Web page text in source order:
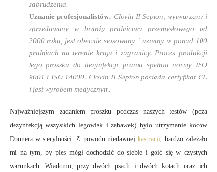
zabrudzenia.
Uznanie profesjonalistów: Clovin II Septon, wytwarzany i
sprzedawany w branży pralnictwa przemysłowego od
2000 roku, jest obecnie stosowany i uznany w ponad 100
pralniach na terenie kraju i zagranicy. Proces produkcji
tego proszku do dezynfekcji prania spełnia normy ISO
9001 i ISO 14000. Clovin II Septon posiada certyfikat CE
i jest wyrobem medycznym.
Najważniejszym zadaniem proszku podczas naszych testów (poza
dezynfekcją wszystkich legowisk i zabawek) było utrzymanie koców
Donnera w sterylności. Z powodu niedawnej kastracji, bardzo zależało
mi na tym, by pies mógł dochodzić do siebie i goić się w czystych
warunkach. Wiadomo, przy dwóch psach i dwóch kotach oraz ich